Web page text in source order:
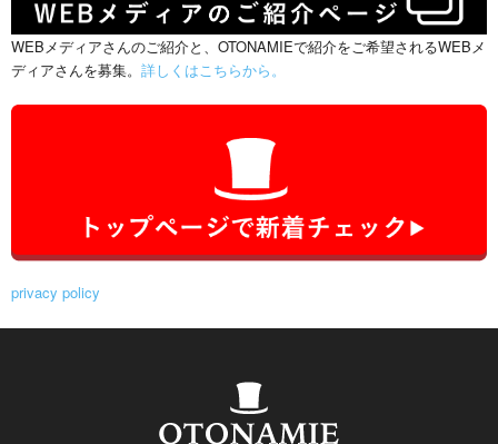
WEBメディアさんのご紹介と、OTONAMIEで紹介をご希望されるWEBメ
ディアさんを募集。 詳しくはこちらから。
privacy policy